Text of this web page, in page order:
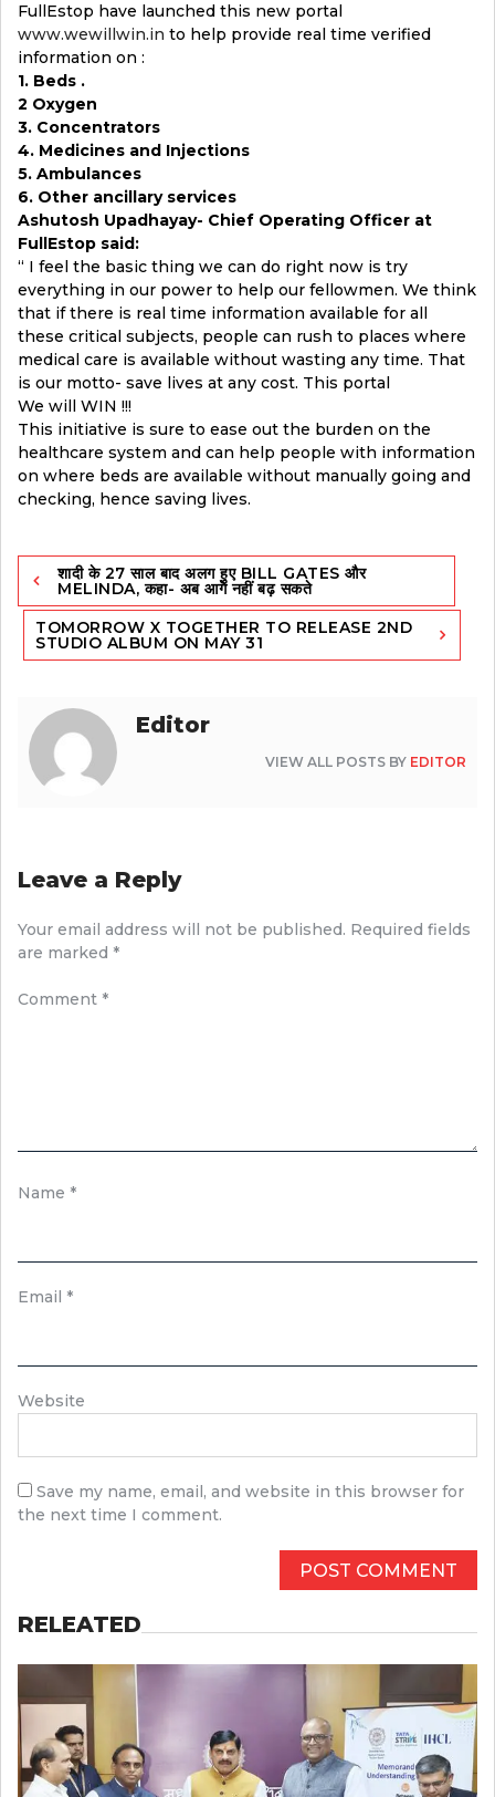
FullEstop have launched this new portal
www.wewillwin.in to help provide real time verified
information on :
1. Beds .
2 Oxygen
3. Concentrators
4. Medicines and Injections
5. Ambulances
6. Other ancillary services
Ashutosh Upadhayay- Chief Operating Officer at
FullEstop said:
“ I feel the basic thing we can do right now is try
everything in our power to help our fellowmen. We think
that if there is real time information available for all
these critical subjects, people can rush to places where
medical care is available without wasting any time. That
is our motto- save lives at any cost. This portal
We will WIN !!!
This initiative is sure to ease out the burden on the
healthcare system and can help people with information
on where beds are available without manually going and
checking, hence saving lives.
Post
navigation
शादी के 27 साल बाद अलग हुए BILL GATES और
MELINDA, कहा- अब आगे नहीं बढ़ सकते
TOMORROW X TOGETHER TO RELEASE 2ND
STUDIO ALBUM ON MAY 31
Editor
VIEW ALL POSTS BY EDITOR
Leave a Reply
Your email address will not be published. Required fields
are marked *
Comment *
Name *
Email *
Website
Save my name, email, and website in this browser for
the next time I comment.
RELEATED